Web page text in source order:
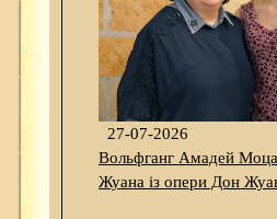
27-07-2026
Вольфганг Амадей
Жуана із опери Дон